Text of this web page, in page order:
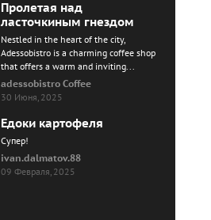
Пролетая над
ласточкиным гнездом
Nestled in the heart of the city,
Adessobistro is a charming coffee shop
that offers a warm and inviting...
adessobistro Coffee
30 Июня, 2025
Едоки картофеля
Cупер!
ivan.dalmatov.88
09 Февраля, 2025